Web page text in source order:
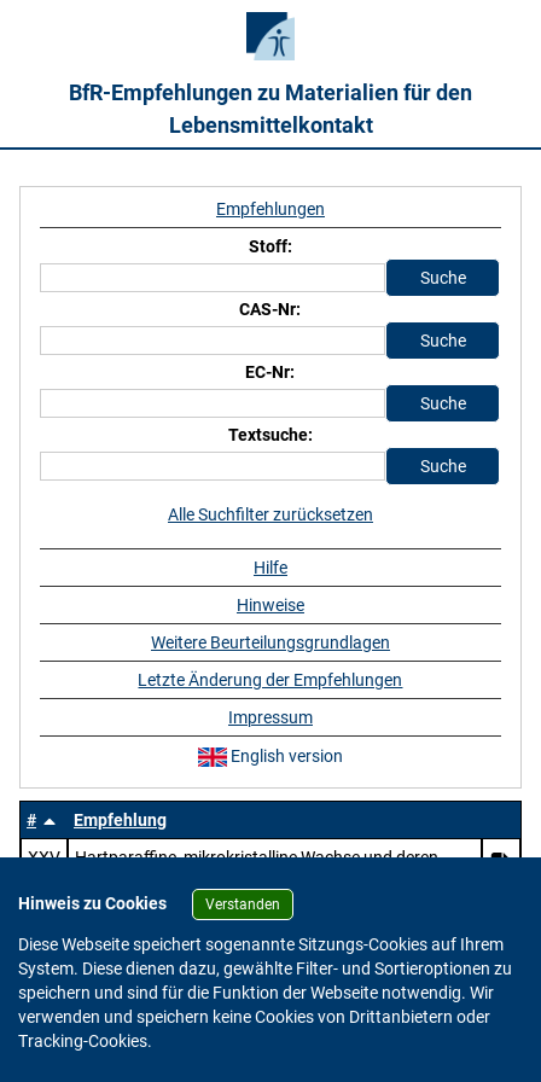
BfR-Empfehlungen zu Materialien für den
Lebensmittelkontakt
#
Empfehlung
XXV
Hartparaffine, mikrokristalline Wachse und deren
sowie natürliche Wachse
Empfehlungen
Stoff:
CAS-Nr:
EC-Nr:
Textsuche:
Alle Suchfilter zurücksetzen
Hilfe
Hinweise
Weitere Beurteilungsgrundlagen
Letzte Änderung der Empfehlungen
Impressum
English version
Hinweis zu Cookies Verstanden
Diese Webseite speichert sogenannte Sitzungs-Cookies auf Ihrem
System. Diese dienen dazu, gewählte Filter- und Sortieroptionen zu
speichern und sind für die Funktion der Webseite notwendig. Wir
verwenden und speichern keine Cookies von Drittanbietern oder
Tracking-Cookies.